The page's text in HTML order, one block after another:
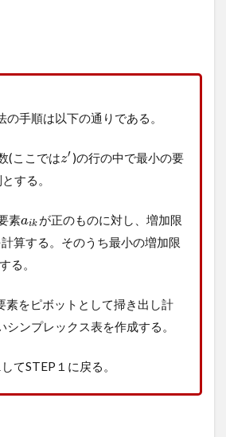
の手順は以下の通りである。
(ここではz′ )の行の中で最小の要
する。
素aik が正のものに対し、増加限
計算する。そのうち最小の増加限
る。
素をピボットとして掃き出し計
シンプレックス表を作成する。
してSTEP１に戻る。